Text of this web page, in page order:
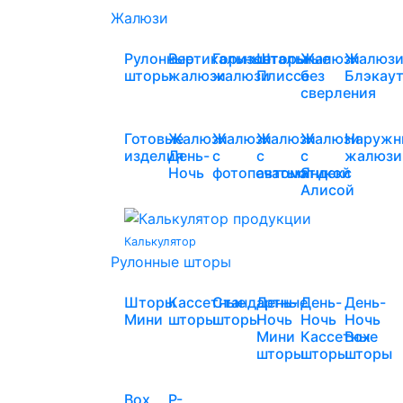
Жалюзи
Рулонные
шторы
Вертикальные
жалюзи
Горизонтальные
жалюзи
Шторы
Плиссе
Жалюзи
без
сверления
Готовые
изделия
Жалюзи
День-
Ночь
Жалюзи
с
фотопечатью
Жалюзи
с
автоматикой
Жалюзи
с
Яндекс
Алисой
жалюзи
Калькулятор
Рулонные шторы
Шторы
Мини
Кассетные
шторы
Стандартные
шторы
День-
Ночь
Мини
шторы
День-
Ночь
Кассетные
шторы
День-
Ночь
Box
шторы
Box
Р-